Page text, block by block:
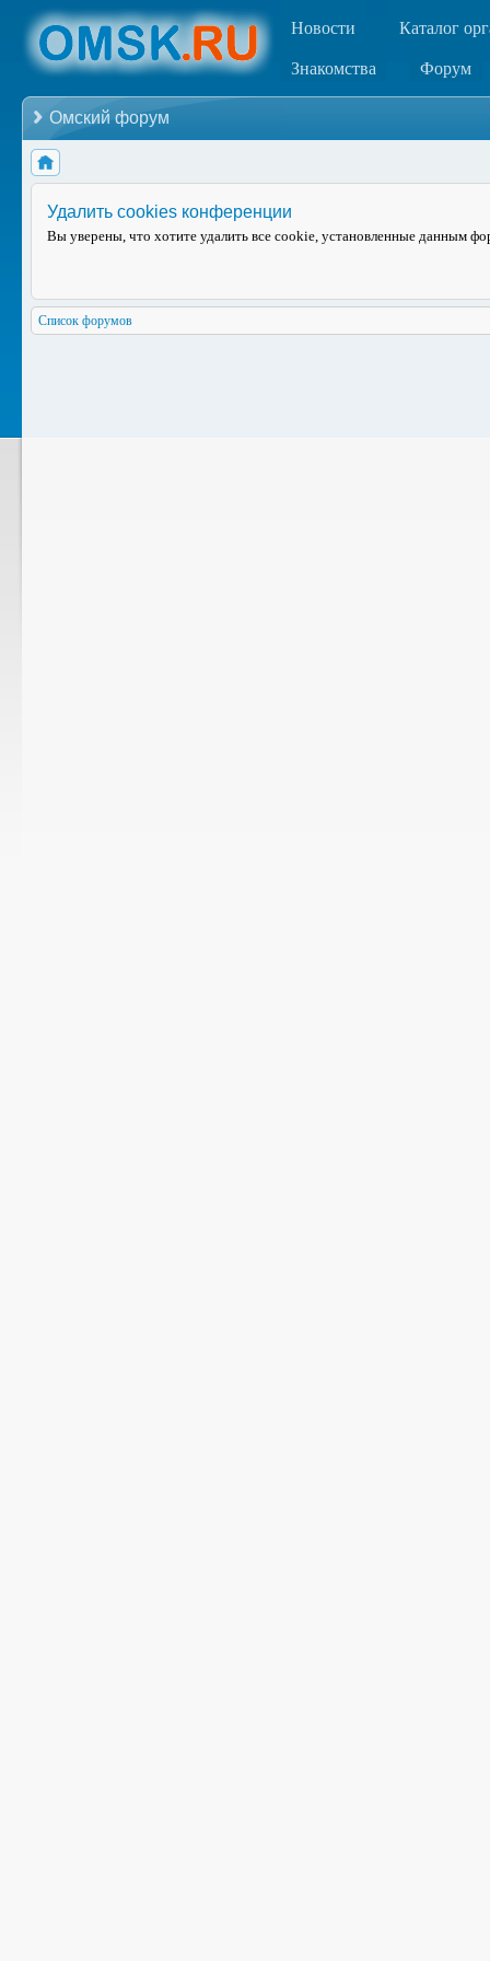
Новости Каталог
Знакомства Форум
Омский форум
Удалить cookies конференции
Вы уверены, что хотите удалить все cookie, установленные данным
Список форумов